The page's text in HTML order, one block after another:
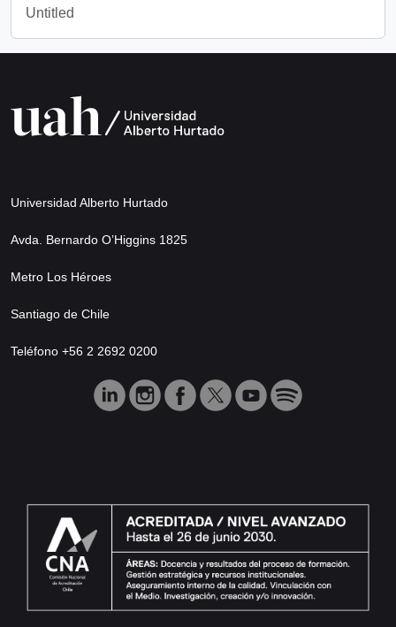
Untitled
Universidad Alberto Hurtado
Avda. Bernardo O’Higgins 1825
Metro Los Héroes
Santiago de Chile
Teléfono +56 2 2692 0200